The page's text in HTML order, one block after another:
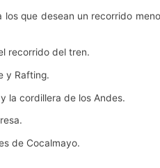
los que desean un recorrido
recorrido del tren.
y Rafting.
la cordillera de los Andes.
de Cocalmayo.